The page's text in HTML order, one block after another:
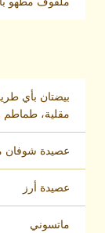
بيضتان بأي
مقلية،
عصيدة شوفان
عصيدة أرز
ماتسوني